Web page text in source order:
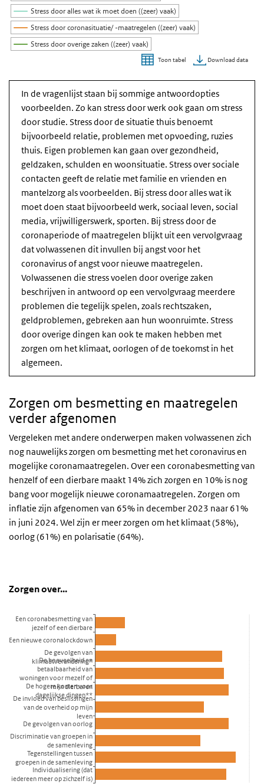
Stress door alles wat ik moet doen ((zeer) vaak)
Stress door coronasituatie/ -maatregelen ((zeer) vaak)
Stress door overige zaken ((zeer) vaak)
Toon tabel Download data
In de vragenlijst staan bij sommige antwoordopties
voorbeelden. Zo kan stress door werk ook gaan om stress
door studie. Stress door de situatie thuis benoemt
bijvoorbeeld relatie, problemen met opvoeding, ruzies
thuis. Eigen problemen kan gaan over gezondheid,
geldzaken, schulden en woonsituatie. Stress over sociale
contacten geeft de relatie met familie en vrienden en
mantelzorg als voorbeelden. Bij stress door alles wat ik
moet doen staat bijvoorbeeld werk, sociaal leven, social
media, vrijwilligerswerk, sporten. Bij stress door de
coronaperiode of maatregelen blijkt uit een vervolgvraag
dat volwassenen dit invullen bij angst voor het
coronavirus of angst voor nieuwe maatregelen.
Volwassenen die stress voelen door overige zaken
beschrijven in antwoord op een vervolgvraag meerdere
problemen die tegelijk spelen, zoals rechtszaken,
geldproblemen, gebreken aan hun woonruimte. Stress
door overige dingen kan ook te maken hebben met
zorgen om het klimaat, oorlogen of de toekomst in het
algemeen.
Zorgen om besmetting en maatregelen
verder afgenomen
Vergeleken met andere onderwerpen maken volwassenen zich
nog nauwelijks zorgen om besmetting met het coronavirus en
mogelijke coronamaatregelen. Over een coronabesmetting van
henzelf of een dierbare maakt 14% zich zorgen en 10% is nog
bang voor mogelijk nieuwe coronamaatregelen. Zorgen om
inflatie zijn afgenomen van 65% in december 2023 naar 61%
in juni 2024. Wel zijn er meer zorgen om het klimaat (58%),
oorlog (61%) en polarisatie (64%).
Zorgen over
Sla de grafiek 'Zorgen over...' over en ga naar de datatabel
Zorgen over...
Bekijk als data tabel.
De grafiek heeft 1 X-as die categories weergeeft.
De grafiek heeft 1 Y-as die Percentage weergeeft.
Zorgen over...
Een coronabesmetting van
jezelf of een dierbare
Een nieuwe coronalockdown
De gevolgen van
klimaatverandering*
De hoeveelheid en
betaalbaarheid van
woningen voor mezelf of
mijn dierbaren
De hogere kosten voor
dagelijkse dingen**
De invloed van beslissingen
van de overheid op mijn
leven
De gevolgen van oorlog
Discriminatie van groepen in
de samenleving
Tegenstellingen tussen
groepen in de samenleving
Individualisering (dat
iedereen meer op zichzelf is)